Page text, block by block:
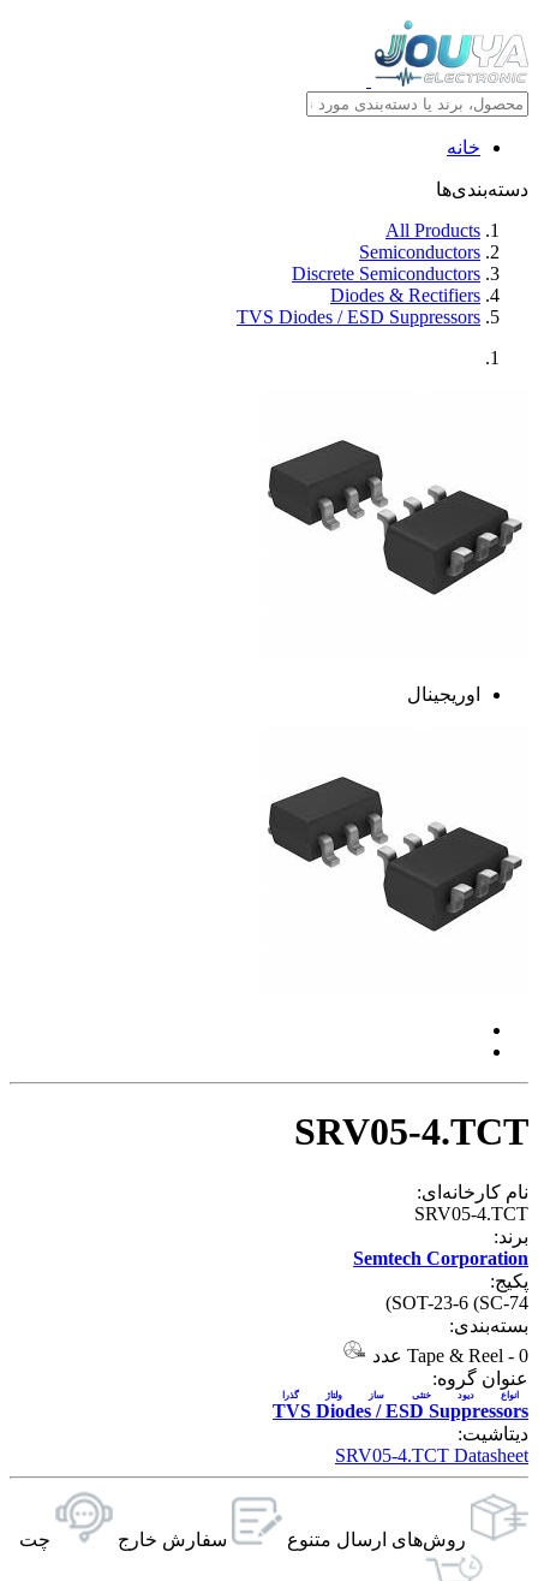
خانه
دسته‌بندی‌ها
All Products
Semiconductors
Discrete Semiconductors
Diodes & Rectifiers
TVS Diodes / ESD Suppressors
اوریجینال
SRV05-4.TCT
نام کارخانه‌ای:
SRV05-4.TCT
برند:
Semtech Corporation
پکیج:
SOT-23-6 (SC-74)
بسته‌بندی:
Tape & Reel - 0 عدد
عنوان گروه:
TVS Diodes / ESD Suppressors
انواع دیود خنثی ساز ولتاژ گذرا
دیتاشیت:
SRV05-4.TCT Datasheet
روش‌های ارسال‌ متنوع سفارش خارج چت